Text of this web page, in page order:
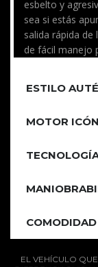
esbelto y
sea si estás
salida rápida
de fácil manejo
ESTILO
MOTOR
COMODIDAD
EL VEHÍCULO